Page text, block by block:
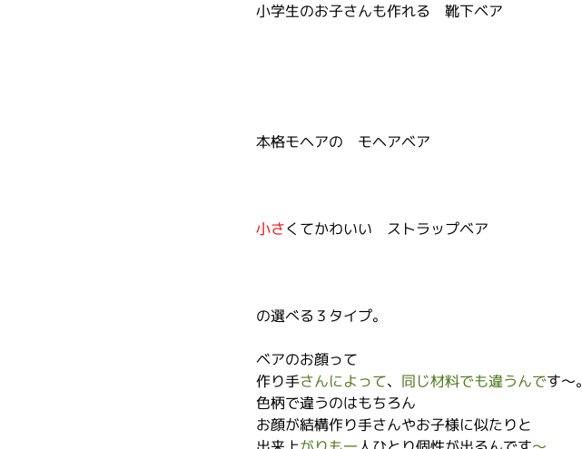
小学生のお子さんも作れる　靴下ベア
本格モヘアの　モヘアベア
小さくてかわいい　ストラップベア
の選べる３タイプ。
ベアのお顔って
作り手さんによって、 同じ材料でも違うんです～。
色柄で違うのはもちろん
お顔が結構作り手さんやお子様に似たりと